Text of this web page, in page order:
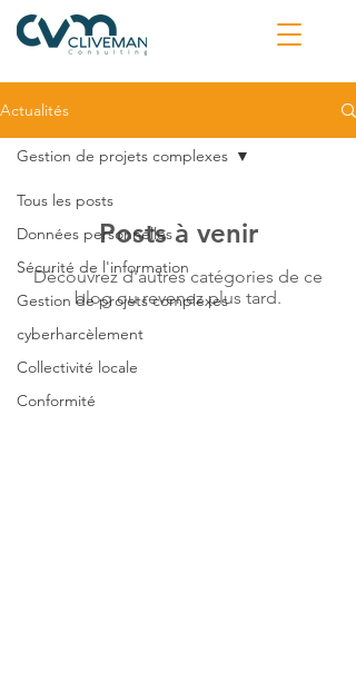
Actualités
Tous les posts
Données personnelles
Sécurité de l'information
Gestion de projets complexes
cyberharcèlement
Collectivité locale
Conformité
Gestion de projets complexes
Posts à venir
Découvrez d'autres catégories de ce
blog ou revenez plus tard.